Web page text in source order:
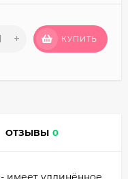
+ КУПИТЬ
ОТЗЫВЫ 0